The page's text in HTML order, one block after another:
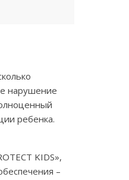
нарушение
ребенка.
KIDS»,
–